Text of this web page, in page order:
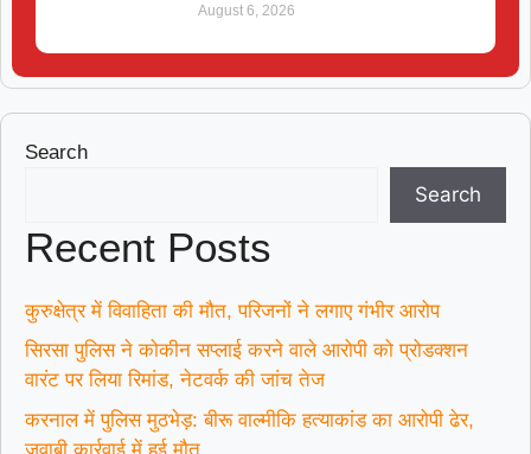
August 6, 2026
Search
Search
Recent Posts
कुरुक्षेत्र में विवाहिता की मौत, परिजनों ने लगाए गंभीर आरोप
सिरसा पुलिस ने कोकीन सप्लाई करने वाले आरोपी को प्रोडक्शन
वारंट पर लिया रिमांड, नेटवर्क की जांच तेज
करनाल में पुलिस मुठभेड़: बीरू वाल्मीकि हत्याकांड का आरोपी ढेर,